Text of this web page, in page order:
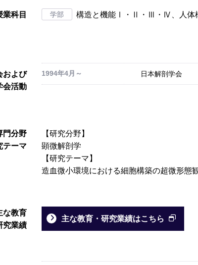
科目 学部 構造と機能Ⅰ・Ⅱ・Ⅲ・Ⅳ、人体
および
会活動
1994年4月～ 日本解剖学会
門分野
テーマ
【研究分野】
顕微解剖学
【研究テーマ】
造血微小環境における細胞構築の超微形態
な教育
究業績
主な教育・研究業績はこちら